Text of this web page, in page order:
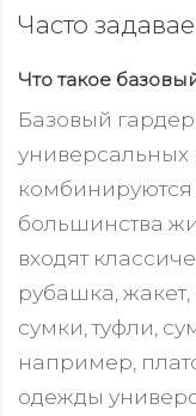
Часто
Что такое
Базовый
универсальных
комбинируются
большинства
входят
рубашка,
сумки, туфли,
например,
одежды